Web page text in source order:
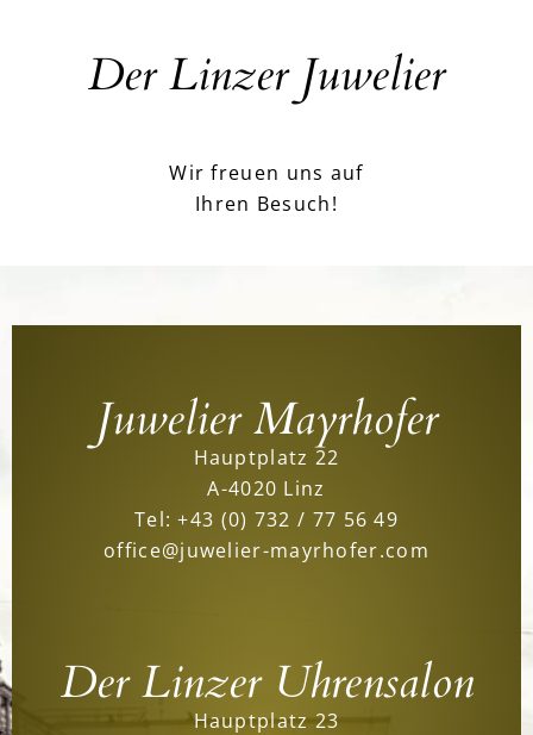
Der Linzer Juwelier
Wir freuen uns auf
Ihren Besuch!
Juwelier Mayrhofer
Hauptplatz 22
A-4020 Linz
Tel:+43 (0) 732 / 77 56 49
office@juwelier-mayrhofer.com
Der Linzer Uhrensalon
Hauptplatz 23